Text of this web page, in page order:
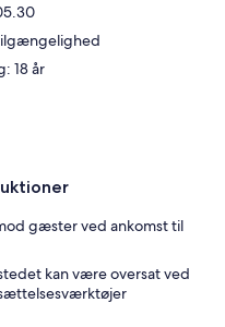
18 år
gæster ved ankomst til
kan være oversat ved